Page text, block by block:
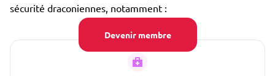
Devenir membre
sécurité draconiennes, notamment :